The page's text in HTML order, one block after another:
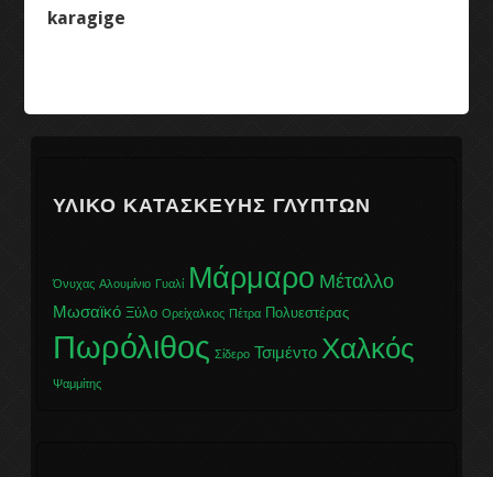
karagige
ΥΛΙΚΌ ΚΑΤΑΣΚΕΥΉΣ ΓΛΥΠΤΏΝ
Όνυχας Αλουμίνιο Γυαλί Μάρμαρο Μέταλλο
Μωσαϊκό Ξύλο Ορείχαλκος Πέτρα Πολυεστέρας
Πωρόλιθος Σίδερο Τσιμέντο Χαλκός
Ψαμμίτης